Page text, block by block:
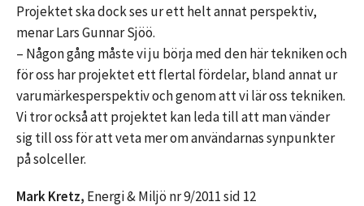
Projektet ska dock ses ur ett helt annat perspektiv,
menar Lars Gunnar Sjöö.
– Någon gång måste vi ju börja med den här tekniken och
för oss har projektet ett flertal fördelar, bland annat ur
varumärkesperspektiv och genom att vi lär oss tekniken.
Vi tror också att projektet kan leda till att man vänder
sig till oss för att veta mer om användarnas synpunkter
på solceller.
Mark Kretz, Energi & Miljö nr 9/2011 sid 12